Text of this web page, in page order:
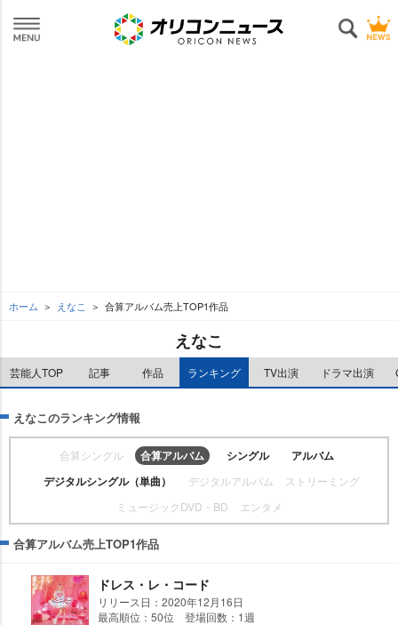
ホーム えなこ 合算アルバム売上TOP1作品
えなこ
芸能人TOP 記事 作品 ランキング TV出演 ドラマ出演
えなこのランキング情報
合算シングル 合算アルバム シングル
アルバム
デジタルシングル（単曲）
デジタルアルバム
ストリーミング
ミュージックDVD・BD
エンタメ
合算アルバム売上TOP1作品
ドレス・レ・コード
リリース日：2020年12月16日
最高順位：50位 登場回数：1週